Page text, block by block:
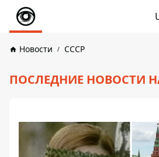
Новости СССР
ПОСЛЕДНИЕ НОВОСТИ